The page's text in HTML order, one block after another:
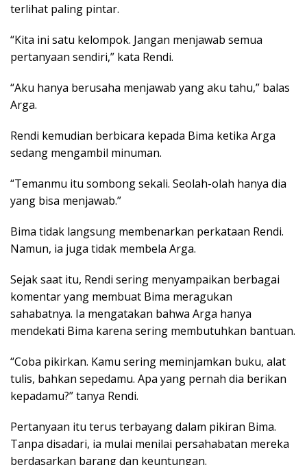
terlihat paling pintar.
“Kita ini satu kelompok. Jangan menjawab semua
pertanyaan sendiri,” kata Rendi.
“Aku hanya berusaha menjawab yang aku tahu,” balas
Arga.
Rendi kemudian berbicara kepada Bima ketika Arga
sedang mengambil minuman.
“Temanmu itu sombong sekali. Seolah-olah hanya dia
yang bisa menjawab.”
Bima tidak langsung membenarkan perkataan Rendi.
Namun, ia juga tidak membela Arga.
Sejak saat itu, Rendi sering menyampaikan berbagai
komentar yang membuat Bima meragukan
sahabatnya. Ia mengatakan bahwa Arga hanya
mendekati Bima karena sering membutuhkan bantuan.
“Coba pikirkan. Kamu sering meminjamkan buku, alat
tulis, bahkan sepedamu. Apa yang pernah dia berikan
kepadamu?” tanya Rendi.
Pertanyaan itu terus terbayang dalam pikiran Bima.
Tanpa disadari, ia mulai menilai persahabatan mereka
berdasarkan barang dan keuntungan.